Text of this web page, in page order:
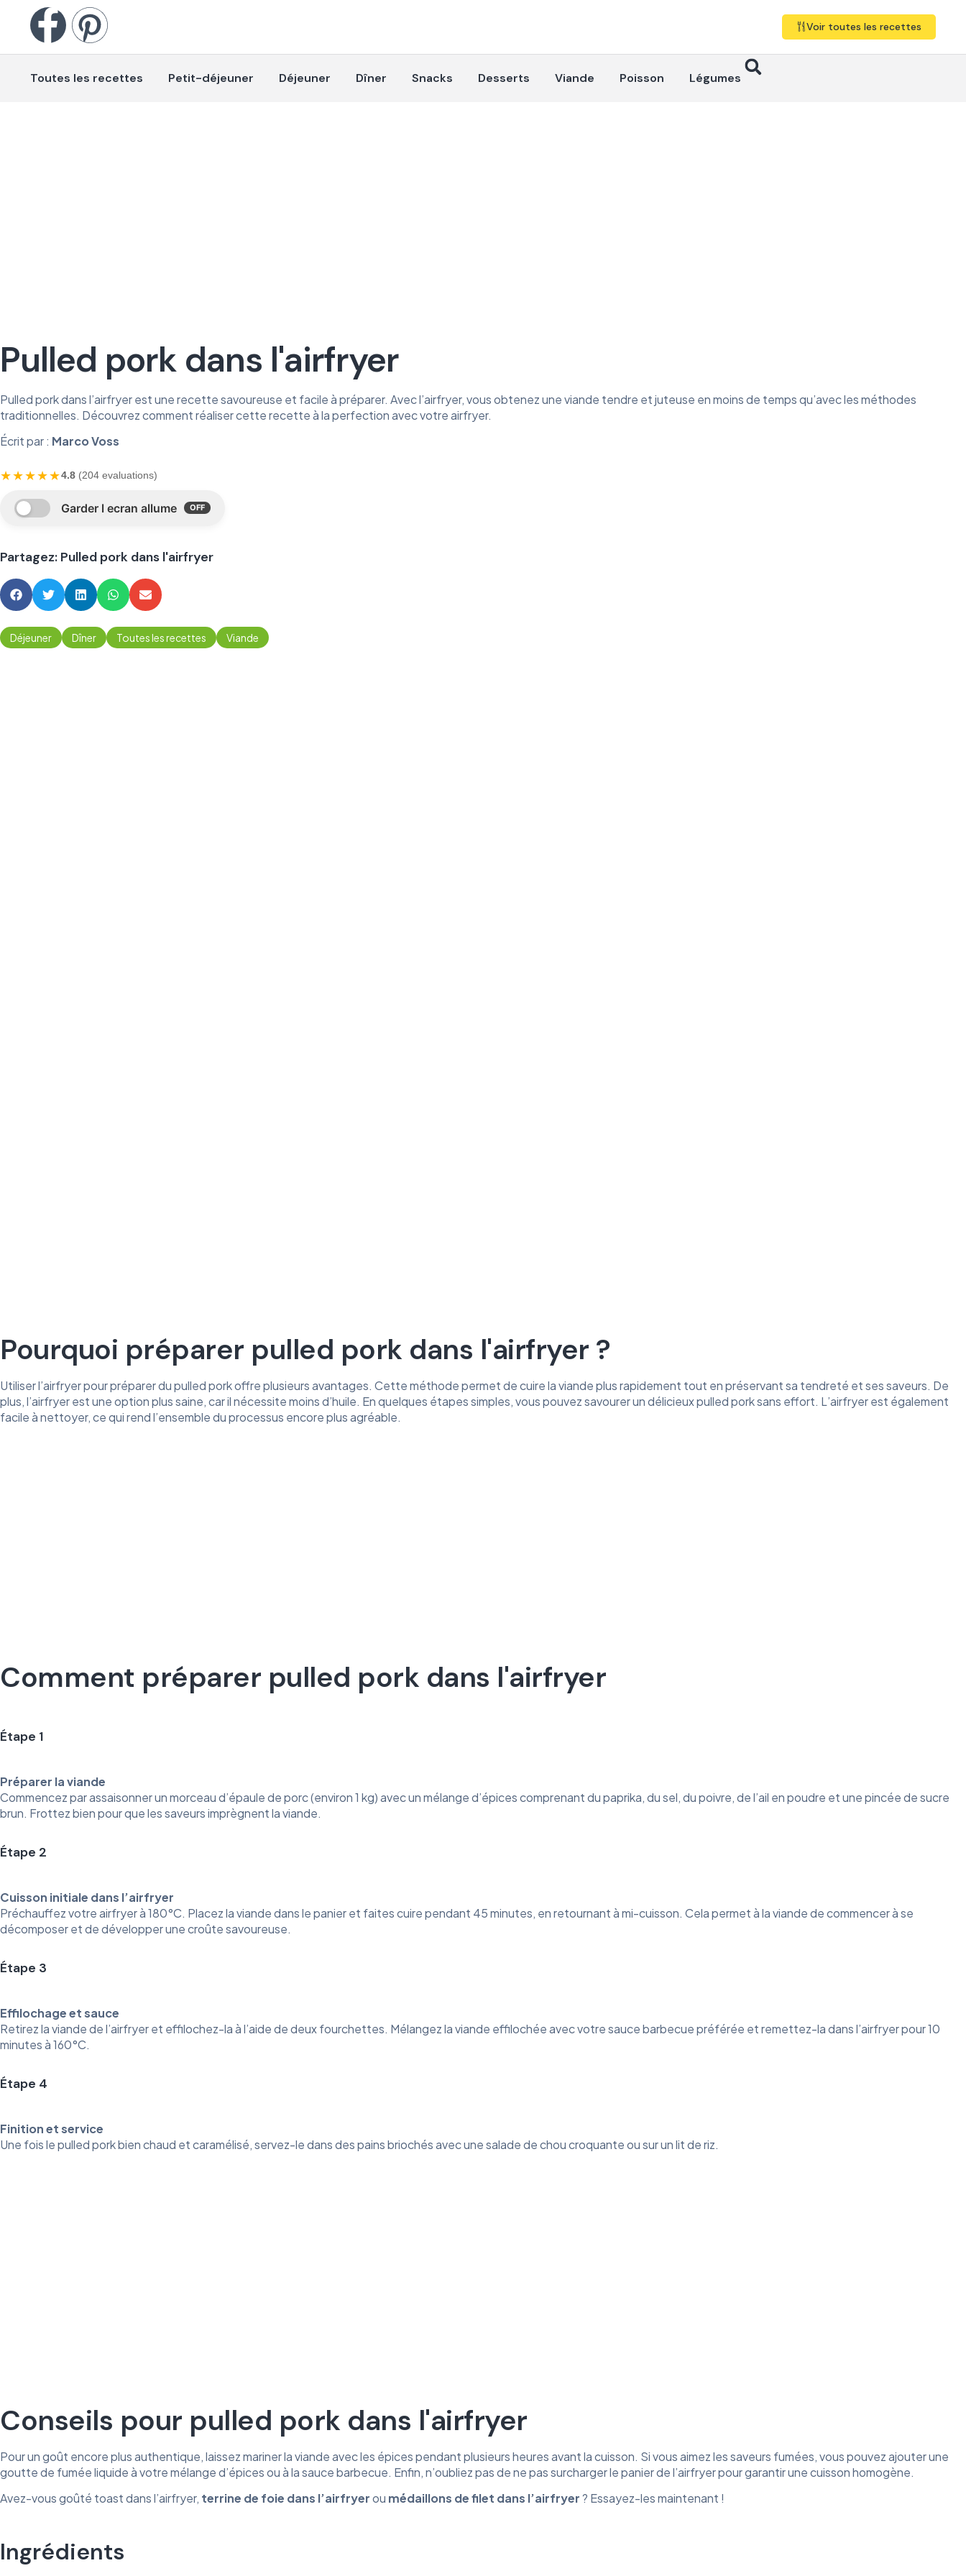
Voir toutes les recettes
Toutes les recettes Petit-déjeuner Déjeuner Dîner Snacks Desserts Viande Poisson Légumes
Pulled pork dans l'airfryer
Pulled pork dans l’airfryer est une recette savoureuse et facile à préparer. Avec l’airfryer, vous obtenez une viande tendre et juteuse en moins de temps qu’avec les méthodes
traditionnelles. Découvrez comment réaliser cette recette à la perfection avec votre airfryer.
Écrit par : Marco Voss
★★★★★4.8 (204 evaluations)
Partagez: Pulled pork dans l'airfryer
Déjeuner Dîner Toutes les recettes Viande
Pourquoi préparer pulled pork dans l'airfryer ?
Utiliser l’airfryer pour préparer du pulled pork offre plusieurs avantages. Cette méthode permet de cuire la viande plus rapidement tout en préservant sa tendreté et ses saveurs. De
plus, l’airfryer est une option plus saine, car il nécessite moins d’huile. En quelques étapes simples, vous pouvez savourer un délicieux pulled pork sans effort. L’airfryer est également
facile à nettoyer, ce qui rend l’ensemble du processus encore plus agréable.
Comment préparer pulled pork dans l'airfryer
Étape 1
Préparer la viande
Commencez par assaisonner un morceau d’épaule de porc (environ 1 kg) avec un mélange d’épices comprenant du paprika, du sel, du poivre, de l’ail en poudre et une pincée de sucre
brun. Frottez bien pour que les saveurs imprègnent la viande.
Étape 2
Cuisson initiale dans l’airfryer
Préchauffez votre airfryer à 180°C. Placez la viande dans le panier et faites cuire pendant 45 minutes, en retournant à mi-cuisson. Cela permet à la viande de commencer à se
décomposer et de développer une croûte savoureuse.
Étape 3
Effilochage et sauce
Retirez la viande de l’airfryer et effilochez-la à l’aide de deux fourchettes. Mélangez la viande effilochée avec votre sauce barbecue préférée et remettez-la dans l’airfryer pour 10
minutes à 160°C.
Étape 4
Finition et service
Une fois le pulled pork bien chaud et caramélisé, servez-le dans des pains briochés avec une salade de chou croquante ou sur un lit de riz.
Conseils pour pulled pork dans l'airfryer
Pour un goût encore plus authentique, laissez mariner la viande avec les épices pendant plusieurs heures avant la cuisson. Si vous aimez les saveurs fumées, vous pouvez ajouter une
goutte de fumée liquide à votre mélange d’épices ou à la sauce barbecue. Enfin, n’oubliez pas de ne pas surcharger le panier de l’airfryer pour garantir une cuisson homogène.
Avez-vous goûté toastdansl’airfryer, terrine de foie dans l’airfryerou médaillons defilet dans l’airfryer? Essayez-les maintenant !
Ingrédients